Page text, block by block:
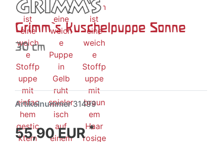
Grimm`s Kuschelpuppe Sonne
30 cm
Artikelnummer31499
55,90 EUR*